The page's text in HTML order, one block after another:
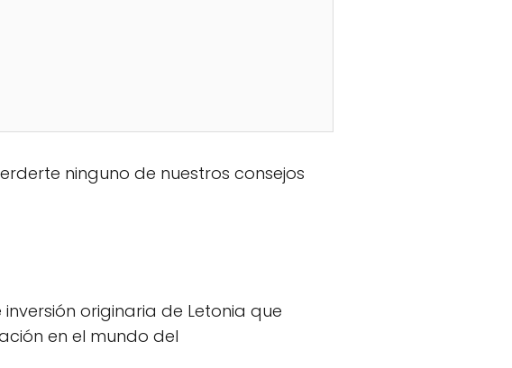
ninguno de nuestros consejos
originaria de Letonia que
en el mundo del